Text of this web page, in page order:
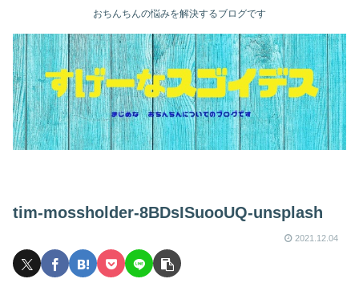
おちんちんの悩みを解決するブログです
tim-mossholder-8BDsISuooUQ-unsplash
2021.12.04